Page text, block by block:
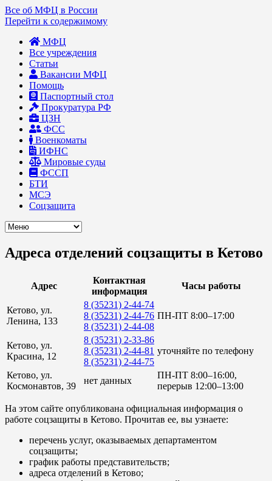
Все об МФЦ в России
Перейти к содержимому
МФЦ
Все учреждения
Статьи
Вакансии МФЦ
Помощь
Паспортный стол
Прокуратура РФ
ЦЗН
ФСС
Военкоматы
ИФНС
Мировые суды
ФССП
БТИ
МСЭ
Соцзащита
Адреса отделений соцзащиты в Кетово
Адрес
Контактная
информация
Часы работы
Кетово, ул.
Ленина, 133
8 (35231) 2-44-74
8 (35231) 2-44-76
8 (35231) 2-44-08
ПН-ПТ 8:00–17:00
Кетово, ул.
Красина, 12
8 (35231) 2-33-86
8 (35231) 2-44-81
8 (35231) 2-44-75
уточняйте по телефону
Кетово, ул.
Космонавтов, 39
нет данных
ПН-ПТ 8:00–16:00,
перерыв 12:00–13:00
На этом сайте опубликована официальная информация о
работе соцзащиты в Кетово. Прочитав ее, вы узнаете:
перечень услуг, оказываемых департаментом
соцзащиты;
график работы представительств;
адреса отделений в Кетово;